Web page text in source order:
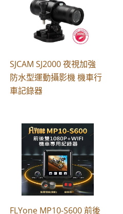
SJCAM SJ2000 夜視加強
防水型運動攝影機 機車行
車記錄器
FLYone MP10-S600 前後